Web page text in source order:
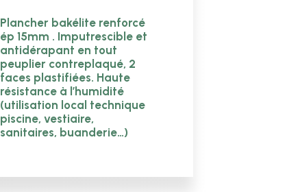
Plancher bakélite renforcé
ép 15mm . Imputrescible et
antidérapant en tout
peuplier contreplaqué, 2
faces plastifiées. Haute
résistance à l’humidité
(utilisation local technique
piscine, vestiaire,
sanitaires, buanderie…)